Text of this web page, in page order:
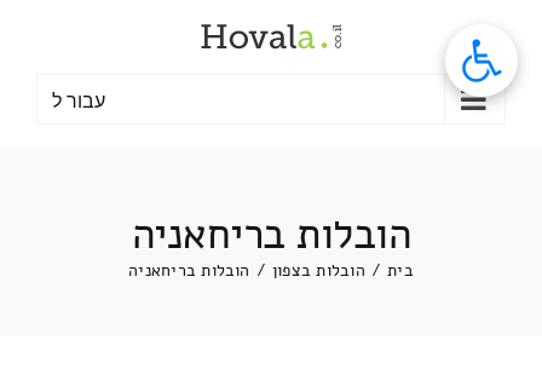
עבור ל
הובלות בריחאניה
בית / הובלות בצפון / הובלות בריחאניה